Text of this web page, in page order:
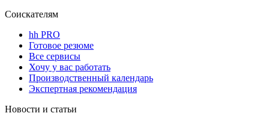
Соискателям
hh PRO
Готовое резюме
Все сервисы
Хочу у вас работать
Производственный календарь
Экспертная рекомендация
Новости и статьи